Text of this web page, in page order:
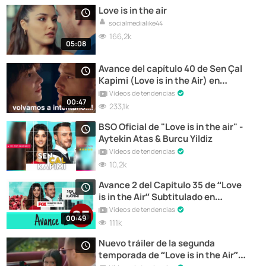
05:08
Love is in the air
socialmedialike44
166,2k
00:47
Avance del capítulo 40 de Sen Çal
Kapimi (Love is in the Air) en
español
Vídeos de tendencias
233,1k
BSO Oficial de "Love is in the air" -
Aytekin Atas & Burcu Yildiz
Vídeos de tendencias
10,2k
00:49
Avance 2 del Capítulo 35 de “Love
is in the Air” Subtitulado en
Castellano
Vídeos de tendencias
111k
Nuevo tráiler de la segunda
temporada de “Love is in the Air”